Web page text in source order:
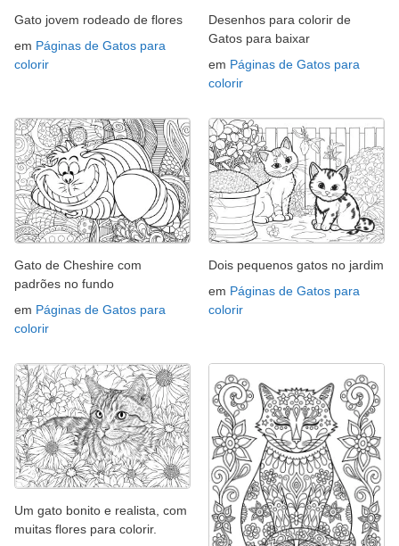
Gato jovem rodeado de flores
em Páginas de Gatos para
colorir
Desenhos para colorir de
Gatos para baixar
em Páginas de Gatos para
colorir
Gato de Cheshire com
padrões no fundo
em Páginas de Gatos para
colorir
Dois pequenos gatos no jardim
em Páginas de Gatos para
colorir
Um gato bonito e realista, com
muitas flores para colorir.